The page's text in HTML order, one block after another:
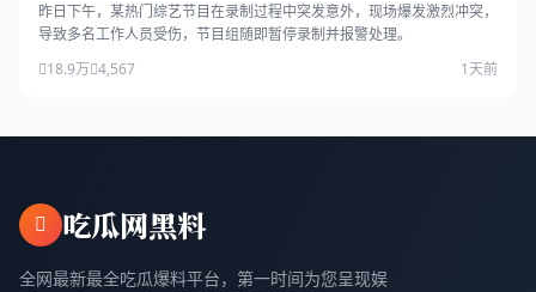
昨日下午，某热门综艺节目在录制过程中突发意外，现场爆发激烈冲突，
导致多名工作人员受伤，节目组随即暂停录制并报警处理。
18.9万 4,567 1天前
吃瓜网黑料
全网最新最全吃瓜爆料平台，第一时间为您呈现娱